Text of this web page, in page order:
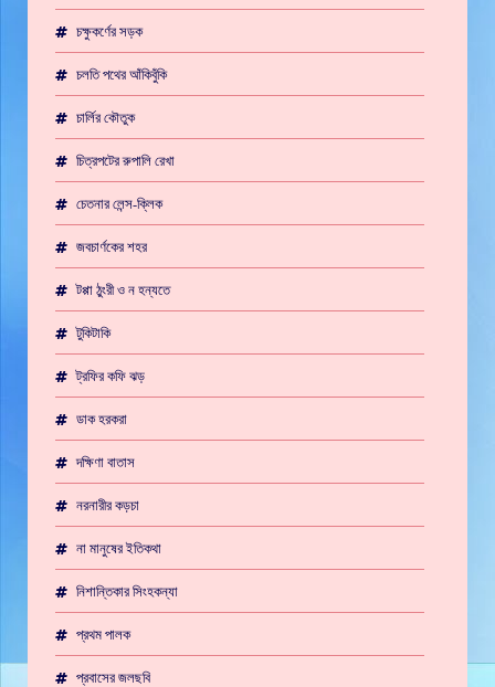
চক্ষুকর্ণের সড়ক
চলতি পথের আঁকিবুঁকি
চার্লির কৌতুক
চিত্রপটের রুপালি রেখা
চেতনার লেন্স-ক্লিক
জবচার্ণকের শহর
টপ্পা ঠুংরী ও ন হন্যতে
টুকিটাকি
ট্রফির কফি ঝড়
ডাক হরকরা
দক্ষিণা বাতাস
নরনারীর কড়চা
না মানুষের ইতিকথা
নিশান্তিকার সিংহকন্যা
প্রথম পালক
প্রবাসের জলছবি